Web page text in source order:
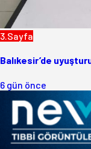
3.Sayfa
Balıkesir’de
6 gün önce